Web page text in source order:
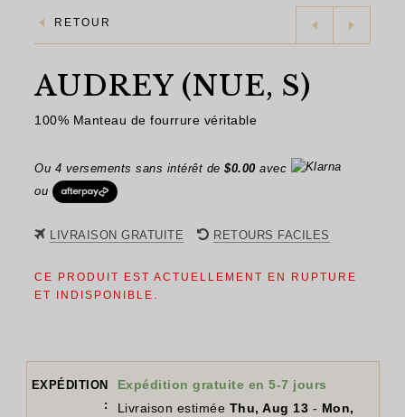
RETOUR
AUDREY (NUE, S)
100% Manteau de fourrure véritable
Ou 4 versements sans intérêt de $0.00 avec
ou
LIVRAISON GRATUITE RETOURS FACILES
CE PRODUIT EST ACTUELLEMENT EN RUPTURE
ET INDISPONIBLE.
EXPÉDITION
:
Expédition gratuite en 5-7 jours
Livraison estimée Thu, Aug 13 - Mon,